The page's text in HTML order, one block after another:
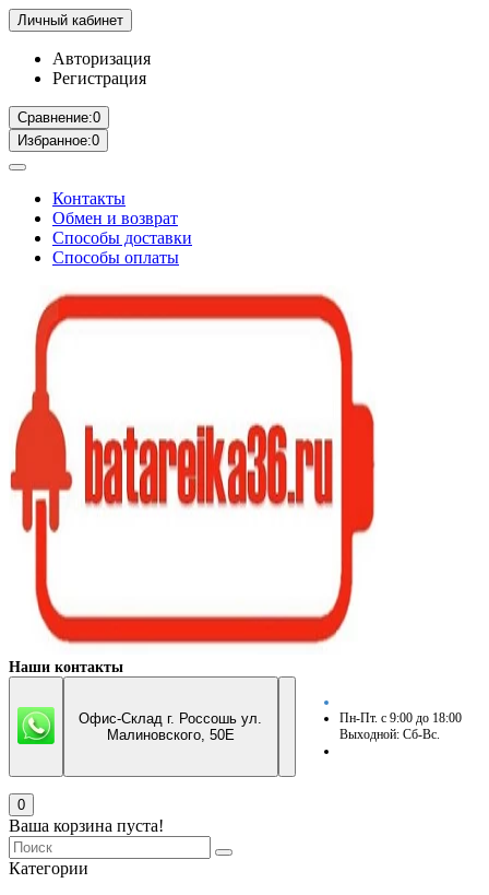
Личный кабинет
Авторизация
Регистрация
Сравнение:0
Избранное:0
Контакты
Обмен и возврат
Способы доставки
Способы оплаты
Наши контакты
Офис-Склад г. Россошь ул.
Малиновского, 50Е
Пн-Пт. с 9:00 до 18:00
Выходной: Сб-Вс.
0
Ваша корзина пуста!
Категории